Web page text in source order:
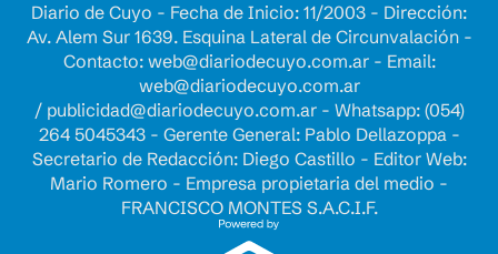
Diario de Cuyo - Fecha de Inicio: 11/2003 - Dirección:
Av. Alem Sur 1639. Esquina Lateral de Circunvalación -
Contacto: web@diariodecuyo.com.ar- Email:
web@diariodecuyo.com.ar
/ publicidad@diariodecuyo.com.ar- Whatsapp: (054)
264 5045343 - Gerente General: Pablo Dellazoppa -
Secretario de Redacción: Diego Castillo - Editor Web:
Mario Romero - Empresa propietaria del medio -
FRANCISCO MONTES S.A.C.I.F.